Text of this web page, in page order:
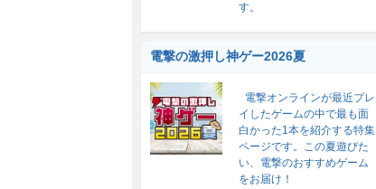
す。
電撃の激押し神ゲー2026夏
電撃オンラインが最近プレ
イしたゲームの中で最も面
白かった1本を紹介する特集
ページです。この夏遊びた
い、電撃のおすすめゲーム
をお届け！